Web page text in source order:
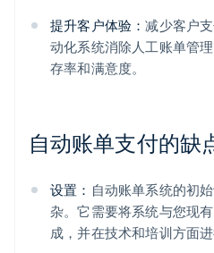
提升客户体验：减少客户
动化系统消除人工账单管
存率和满意度。
自动账单支付的缺
设置： 自动账单系统的初
杂。它需要将系统与您现
成，并在技术和培训方面进